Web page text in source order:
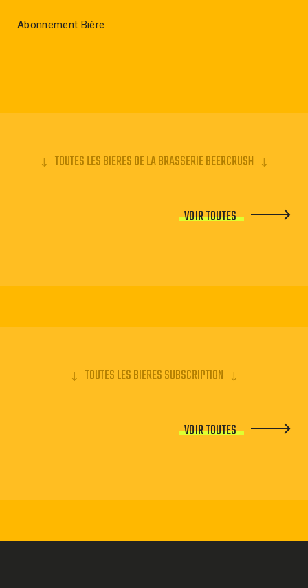
Abonnement Bière
TOUTES LES BIERES DE LA BRASSERIE BEERCRUSH
VOIR TOUTES
TOUTES LES BIERES SUBSCRIPTION
VOIR TOUTES